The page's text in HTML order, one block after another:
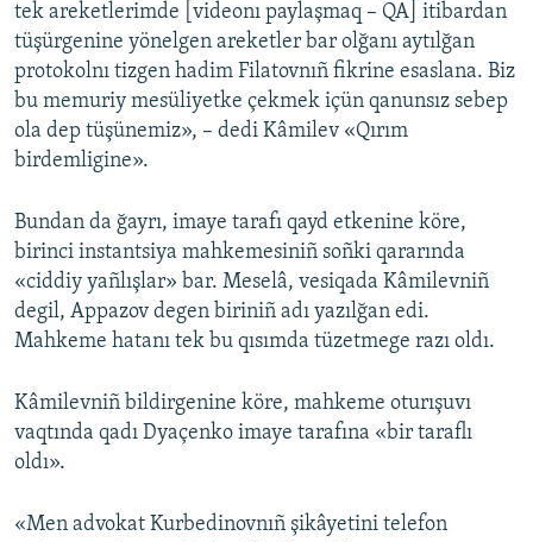
tek areketlerimde [videonı paylaşmaq – QA] itibardan
tüşürgenine yönelgen areketler bar olğanı aytılğan
protokolnı tizgen hadim Filatovnıñ fikrine esaslana. Biz
bu memuriy mesüliyetke çekmek içün qanunsız sebep
ola dep tüşünemiz», – dedi Kâmilev «Qırım
birdemligine».
Bundan da ğayrı, imaye tarafı qayd etkenine köre,
birinci instantsiya mahkemesiniñ soñki qararında
«ciddiy yañlışlar» bar. Meselâ, vesiqada Kâmilevniñ
degil, Appazov degen biriniñ adı yazılğan edi.
Mahkeme hatanı tek bu qısımda tüzetmege razı oldı.
Kâmilevniñ bildirgenine köre, mahkeme oturışuvı
vaqtında qadı Dyaçenko imaye tarafına «bir taraflı
oldı».
«Men advokat Kurbedinovnıñ şikâyetini telefon